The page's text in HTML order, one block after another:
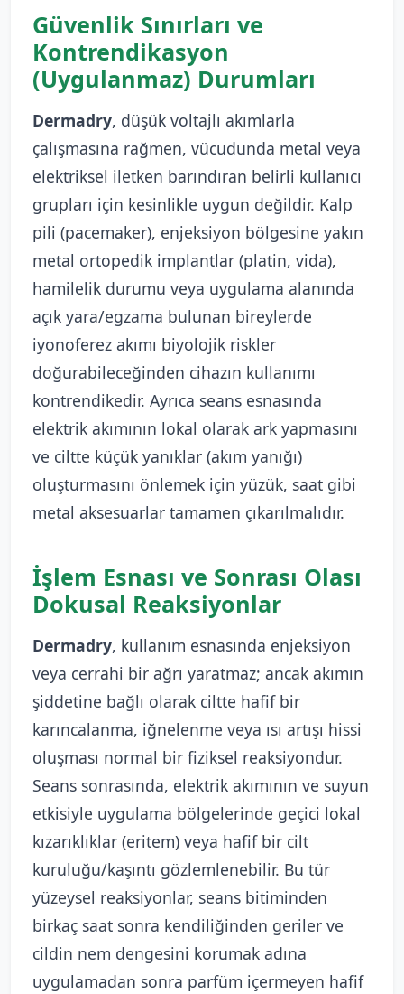
Güvenlik Sınırları ve
Kontrendikasyon
(Uygulanmaz) Durumları
Dermadry, düşük voltajlı akımlarla
çalışmasına rağmen, vücudunda metal veya
elektriksel iletken barındıran belirli kullanıcı
grupları için kesinlikle uygun değildir. Kalp
pili (pacemaker), enjeksiyon bölgesine yakın
metal ortopedik implantlar (platin, vida),
hamilelik durumu veya uygulama alanında
açık yara/egzama bulunan bireylerde
iyonoferez akımı biyolojik riskler
doğurabileceğinden cihazın kullanımı
kontrendikedir. Ayrıca seans esnasında
elektrik akımının lokal olarak ark yapmasını
ve ciltte küçük yanıklar (akım yanığı)
oluşturmasını önlemek için yüzük, saat gibi
metal aksesuarlar tamamen çıkarılmalıdır.
İşlem Esnası ve Sonrası Olası
Dokusal Reaksiyonlar
Dermadry, kullanım esnasında enjeksiyon
veya cerrahi bir ağrı yaratmaz; ancak akımın
şiddetine bağlı olarak ciltte hafif bir
karıncalanma, iğnelenme veya ısı artışı hissi
oluşması normal bir fiziksel reaksiyondur.
Seans sonrasında, elektrik akımının ve suyun
etkisiyle uygulama bölgelerinde geçici lokal
kızarıklıklar (eritem) veya hafif bir cilt
kuruluğu/kaşıntı gözlemlenebilir. Bu tür
yüzeysel reaksiyonlar, seans bitiminden
birkaç saat sonra kendiliğinden geriler ve
cildin nem dengesini korumak adına
uygulamadan sonra parfüm içermeyen hafif